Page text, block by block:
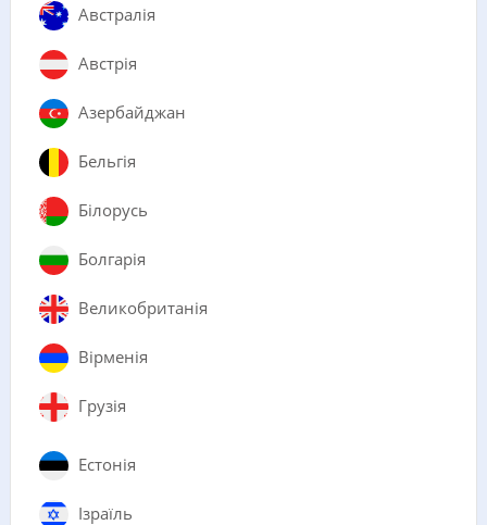
Австралія
Австрія
Азербайджан
Бельгія
Білорусь
Болгарія
Великобританія
Вірменія
Грузія
Естонія
Ізраїль